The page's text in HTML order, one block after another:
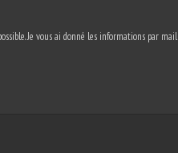
Je vous ai donné les informations par mail